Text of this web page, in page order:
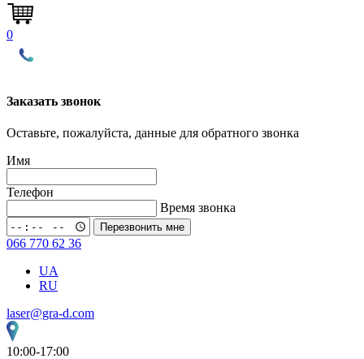
0
Заказать звонок
Оставьте, пожалуйста, данные для обратного звонка
Имя
Телефон
Время звонка
Перезвонить мне
066 770 62 36
UA
RU
laser@gra-d.com
10:00-17:00